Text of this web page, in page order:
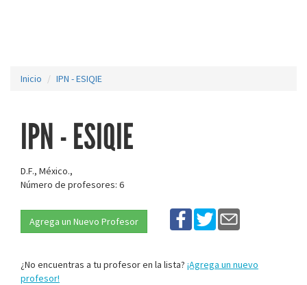
Inicio IPN - ESIQIE
IPN - ESIQIE
D.F., México.,
Número de profesores: 6
Agrega un Nuevo Profesor
¿No encuentras a tu profesor en la lista? ¡Agrega un nuevo
profesor!